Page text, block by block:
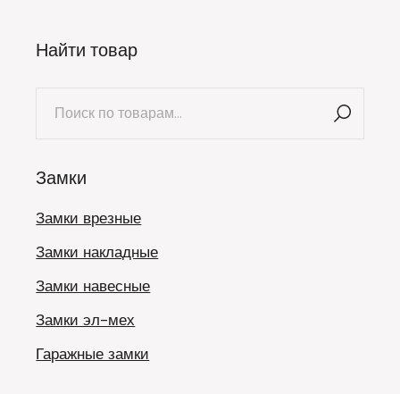
Найти товар
Замки
Замки врезные
Замки накладные
Замки навесные
Замки эл-мех
Гаражные замки